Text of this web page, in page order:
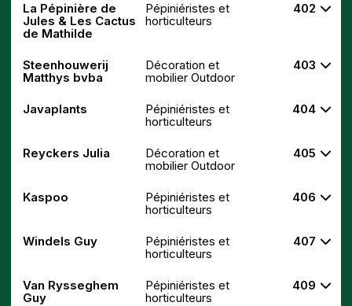
La Pépinière de
Jules & Les Cactus
de Mathilde
Pépiniéristes et
horticulteurs
402
Steenhouwerij
Matthys bvba
Décoration et
mobilier Outdoor
403
Javaplants
Pépiniéristes et
horticulteurs
404
Reyckers Julia
Décoration et
mobilier Outdoor
405
Kaspoo
Pépiniéristes et
horticulteurs
406
Windels Guy
Pépiniéristes et
horticulteurs
407
Van Rysseghem
Guy
Pépiniéristes et
horticulteurs
409